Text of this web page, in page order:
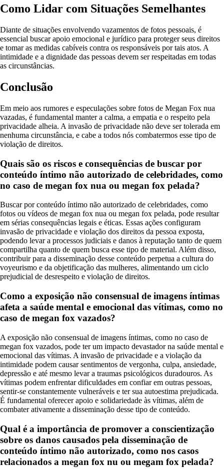
Como Lidar com Situações Semelhantes
Diante de situações envolvendo vazamentos de fotos pessoais, é
essencial buscar apoio emocional e jurídico para proteger seus direitos
e tomar as medidas cabíveis contra os responsáveis por tais atos. A
intimidade e a dignidade das pessoas devem ser respeitadas em todas
as circunstâncias.
Conclusão
Em meio aos rumores e especulações sobre fotos de Megan Fox nua
vazadas, é fundamental manter a calma, a empatia e o respeito pela
privacidade alheia. A invasão de privacidade não deve ser tolerada em
nenhuma circunstância, e cabe a todos nós combatermos esse tipo de
violação de direitos.
Quais são os riscos e consequências de buscar por
conteúdo íntimo não autorizado de celebridades, como
no caso de megan fox nua ou megan fox pelada?
Buscar por conteúdo íntimo não autorizado de celebridades, como
fotos ou vídeos de megan fox nua ou megan fox pelada, pode resultar
em sérias consequências legais e éticas. Essas ações configuram
invasão de privacidade e violação dos direitos da pessoa exposta,
podendo levar a processos judiciais e danos à reputação tanto de quem
compartilha quanto de quem busca esse tipo de material. Além disso,
contribuir para a disseminação desse conteúdo perpetua a cultura do
voyeurismo e da objetificação das mulheres, alimentando um ciclo
prejudicial de desrespeito e violação de direitos.
Como a exposição não consensual de imagens íntimas
afeta a saúde mental e emocional das vítimas, como no
caso de megan fox vazados?
A exposição não consensual de imagens íntimas, como no caso de
megan fox vazados, pode ter um impacto devastador na saúde mental e
emocional das vítimas. A invasão de privacidade e a violação da
intimidade podem causar sentimentos de vergonha, culpa, ansiedade,
depressão e até mesmo levar a traumas psicológicos duradouros. As
vítimas podem enfrentar dificuldades em confiar em outras pessoas,
sentir-se constantemente vulneráveis e ter sua autoestima prejudicada.
É fundamental oferecer apoio e solidariedade às vítimas, além de
combater ativamente a disseminação desse tipo de conteúdo.
Qual é a importância de promover a conscientização
sobre os danos causados pela disseminação de
conteúdo íntimo não autorizado, como nos casos
relacionados a megan fox nu ou megam fox pelada?